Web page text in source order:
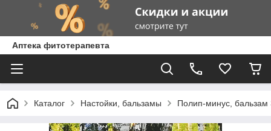
Аптека фитотерапевта
Каталог Настойки, бальзамы Полип-минус, бальзам